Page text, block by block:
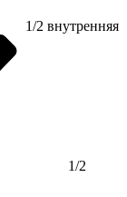
1/2 внутренняя
1/2